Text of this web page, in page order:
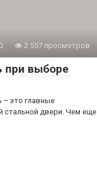
0 2 557 просмотров
при выборе
– это главные
стальной двери. Чем еще